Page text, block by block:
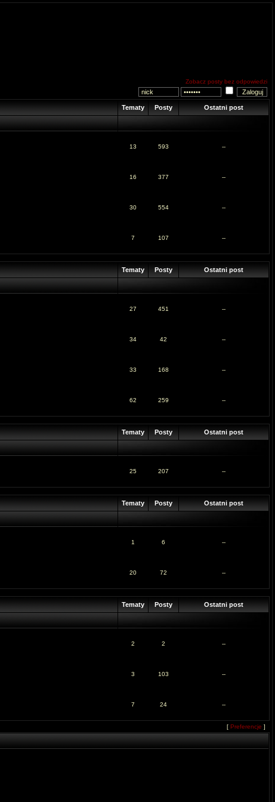
Zobacz posty bez odpowiedzi
Tematy Posty Ostatni post
13 593 --
16 377 --
30 554 --
7 107 --
Tematy Posty Ostatni post
27 451 --
34 42 --
33 168 --
62 259 --
Tematy Posty Ostatni post
25 207 --
Tematy Posty Ostatni post
1 6 --
20 72 --
Tematy Posty Ostatni post
2 2 --
3 103 --
7 24 --
[ Preferencje ]